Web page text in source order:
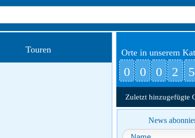
Touren Orte in unserem
0 0 0 2 5
Zuletzt hinzugefügte
News